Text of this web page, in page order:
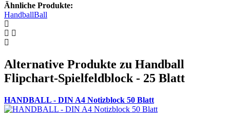
Ähnliche Produkte:
HandballBall
Alternative Produkte zu Handball
Flipchart-Spielfeldblock - 25 Blatt
HANDBALL - DIN A4 Notizblock 50 Blatt